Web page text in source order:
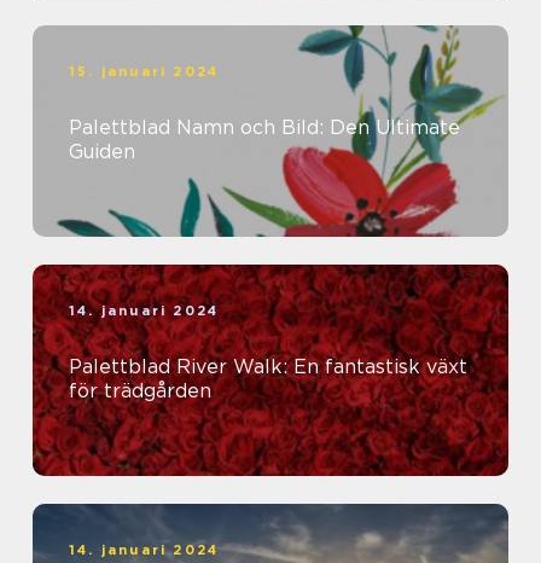
15. januari 2024
Palettblad Namn och Bild: Den Ultimate
Guiden
14. januari 2024
Palettblad River Walk: En fantastisk växt
för trädgården
14. januari 2024